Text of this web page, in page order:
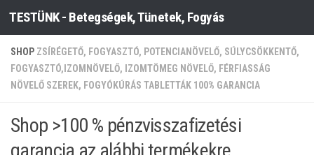
Skip to content
TESTÜNK - Betegségek, Tünetek, Fogyás
SHOP ZSÍRÉGETŐ, FOGYASZTÓ, POTENCIANÖVELŐ, SÚLYCSÖKKENTŐ,
FOGYASZTÓ,IZOMNÖVELŐ, IZOMTÖMEG NÖVELŐ, FÉRFIASSÁG
NÖVELŐ SZEREK, FOGYÓKÚRÁS TABLETTÁK 100% GARANCIA
Shop >100 % pénzvisszafizetési